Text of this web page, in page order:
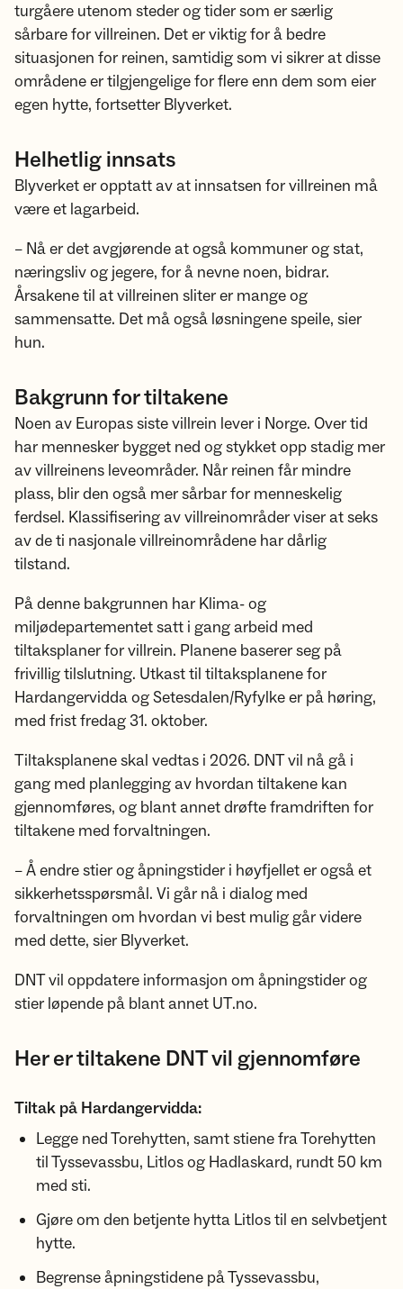
turgåere utenom steder og tider som er særlig
sårbare for villreinen. Det er viktig for å bedre
situasjonen for reinen, samtidig som vi sikrer at disse
områdene er tilgjengelige for flere enn dem som eier
egen hytte, fortsetter Blyverket.
Helhetlig innsats
Blyverket er opptatt av at innsatsen for villreinen må
være et lagarbeid.
– Nå er det avgjørende at også kommuner og stat,
næringsliv og jegere, for å nevne noen, bidrar.
Årsakene til at villreinen sliter er mange og
sammensatte. Det må også løsningene speile, sier
hun.
Bakgrunn for tiltakene
Noen av Europas siste villrein lever i Norge. Over tid
har mennesker bygget ned og stykket opp stadig mer
av villreinens leveområder. Når reinen får mindre
plass, blir den også mer sårbar for menneskelig
ferdsel. Klassifisering av villreinområder viser at seks
av de ti nasjonale villreinområdene har dårlig
tilstand.
På denne bakgrunnen har Klima- og
miljødepartementet satt i gang arbeid med
tiltaksplaner for villrein. Planene baserer seg på
frivillig tilslutning. Utkast til tiltaksplanene for
Hardangervidda og Setesdalen/Ryfylke er på høring,
med frist fredag 31. oktober.
Tiltaksplanene skal vedtas i 2026. DNT vil nå gå i
gang med planlegging av hvordan tiltakene kan
gjennomføres, og blant annet drøfte framdriften for
tiltakene med forvaltningen.
– Å endre stier og åpningstider i høyfjellet er også et
sikkerhetsspørsmål. Vi går nå i dialog med
forvaltningen om hvordan vi best mulig går videre
med dette, sier Blyverket.
DNT vil oppdatere informasjon om åpningstider og
stier løpende på blant annet UT.no.
Her er tiltakene DNT vil gjennomføre
Tiltak på Hardangervidda:
Legge ned Torehytten, samt stiene fra Torehytten
til Tyssevassbu, Litlos og Hadlaskard, rundt 50 km
med sti.
Gjøre om den betjente hytta Litlos til en selvbetjent
hytte.
Begrense åpningstidene på Tyssevassbu,